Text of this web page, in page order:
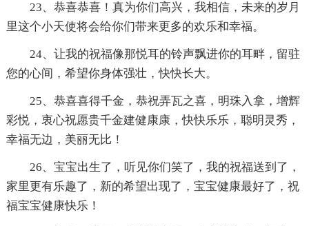
23、恭喜恭喜！真为你们高兴，我相信，未来的岁月
里这个小天使将会给你们带来更多的欢乐和幸福。
24、让我的祝福像那悦耳的铃声飘进你的耳畔，留驻
您的心间，希望你身体强壮，快快长大。
25、恭喜喜得千金，恭祝弄瓦之喜，明珠入拿，增辉
彩悦，衷心祝愿贵千金建健康康，快快乐乐，聪明灵秀，
幸福无边，美丽无比！
26、宝宝出生了，听见你们笑了，我的祝福送到了，
家里更有乐趣了，新的希望出现了，宝宝健康最好了，祝
福宝宝健康快乐！